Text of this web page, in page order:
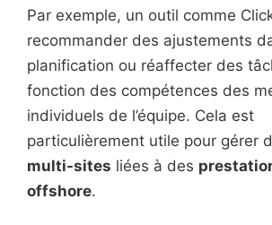
Par exemple, un outil comme
recommander des ajustements
planification ou réaffecter des
fonction des compétences des
individuels de l’équipe. Cela est
particulièrement utile pour gérer
multi-sites liées à des
offshore.